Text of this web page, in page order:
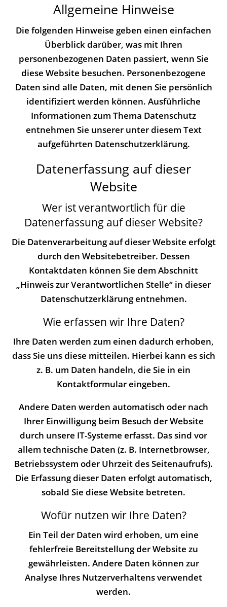
Allgemeine Hinweise
Die folgenden Hinweise geben einen einfachen
Überblick darüber, was mit Ihren
personenbezogenen Daten passiert, wenn Sie
diese Website besuchen. Personenbezogene
Daten sind alle Daten, mit denen Sie persönlich
identifiziert werden können. Ausführliche
Informationen zum Thema Datenschutz
entnehmen Sie unserer unter diesem Text
aufgeführten Datenschutzerklärung.
Datenerfassung auf dieser
Website
Wer ist verantwortlich für die
Datenerfassung auf dieser Website?
Die Datenverarbeitung auf dieser Website erfolgt
durch den Websitebetreiber. Dessen
Kontaktdaten können Sie dem Abschnitt
„Hinweis zur Verantwortlichen Stelle“ in dieser
Datenschutzerklärung entnehmen.
Wie erfassen wir Ihre Daten?
Ihre Daten werden zum einen dadurch erhoben,
dass Sie uns diese mitteilen. Hierbei kann es sich
z. B. um Daten handeln, die Sie in ein
Kontaktformular eingeben.
Andere Daten werden automatisch oder nach
Ihrer Einwilligung beim Besuch der Website
durch unsere IT-Systeme erfasst. Das sind vor
allem technische Daten (z. B. Internetbrowser,
Betriebssystem oder Uhrzeit des Seitenaufrufs).
Die Erfassung dieser Daten erfolgt automatisch,
sobald Sie diese Website betreten.
Wofür nutzen wir Ihre Daten?
Ein Teil der Daten wird erhoben, um eine
fehlerfreie Bereitstellung der Website zu
gewährleisten. Andere Daten können zur
Analyse Ihres Nutzerverhaltens verwendet
werden.